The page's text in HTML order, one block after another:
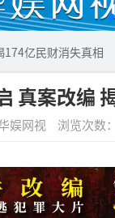
亿民财消失真相
真案改编
娱网视 浏览次数：